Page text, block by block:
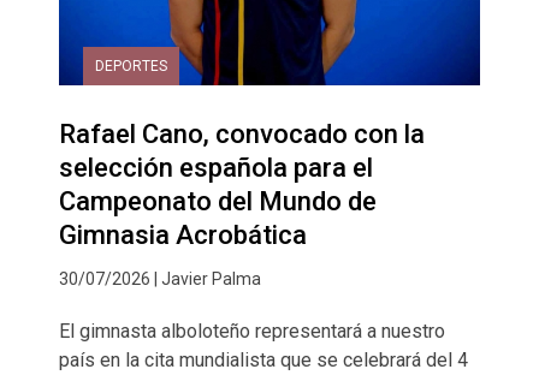
DEPORTES
Rafael Cano, convocado con la
selección española para el
Campeonato del Mundo de
Gimnasia Acrobática
30/07/2026 | Javier Palma
El gimnasta alboloteño representará a nuestro
país en la cita mundialista que se celebrará del 4